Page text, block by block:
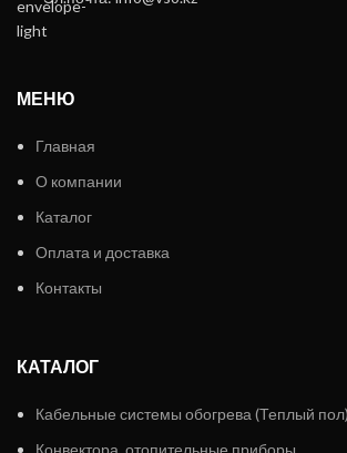
МЕНЮ
Главная
О компании
Каталог
Оплата и доставка
Контакты
КАТАЛОГ
Кабельные системы обогрева (Теплый пол)
Конвектора, отопительные приборы